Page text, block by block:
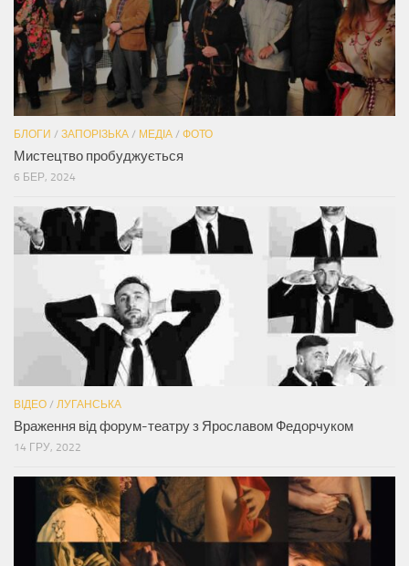
БЛОГИ / ЗАПОРІЗЬКА / МЕДІА / ФОТО
Мистецтво пробуджується
6 БЕР, 2024
ВІДЕО / ЛУГАНСЬКА
Враження від форум-театру з Ярославом Федорчуком
14 ГРУ, 2022